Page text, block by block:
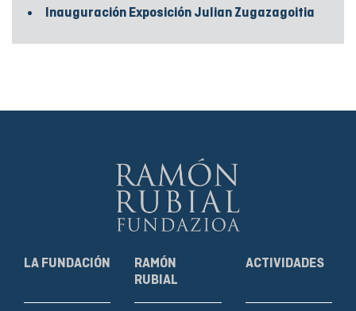
Inauguración Exposición Julian Zugazagoitia
LA FUNDACIÓN
RAMÓN
RUBIAL
ACTIVIDADES